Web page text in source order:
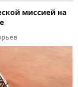
миссией на